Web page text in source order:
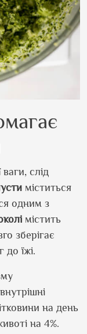
слід
міститься
одним з
містить
зберігає
до їжі.
на день
на 4%.